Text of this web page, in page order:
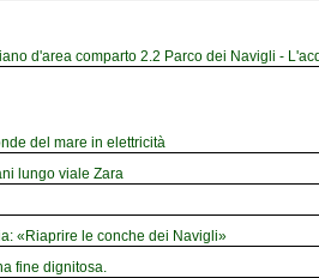
d'area comparto 2.2 Parco dei Navigli -
del mare in elettricità
lungo viale Zara
«Riaprire le conche dei Navigli»
fine dignitosa.